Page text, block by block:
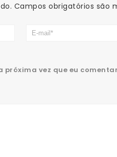
Campos obrigatórios são
vez que eu